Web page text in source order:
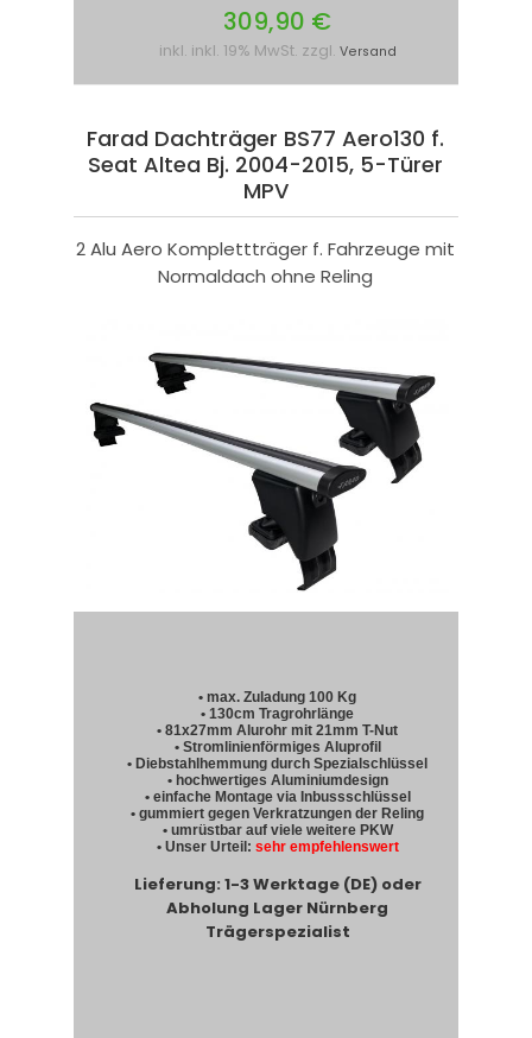
309,90 €
inkl. inkl. 19% MwSt. zzgl. Versand
Farad Dachträger BS77 Aero130 f.
Seat Altea Bj. 2004-2015, 5-Türer
MPV
2 Alu Aero Komplettträger f. Fahrzeuge mit
Normaldach ohne Reling
• max. Zuladung 100 Kg
• 130cm Tragrohrlänge
• 81x27mm Alurohr mit 21mm T-Nut
• Stromlinienförmiges Aluprofil
• Diebstahlhemmung durch Spezialschlüssel
• hochwertiges Aluminiumdesign
• einfache Montage via Inbussschlüssel
• gummiert gegen Verkratzungen der Reling
• umrüstbar auf viele weitere PKW
• Unser Urteil: sehr empfehlenswert
Lieferung: 1-3 Werktage (DE) oder
Abholung Lager Nürnberg
Trägerspezialist